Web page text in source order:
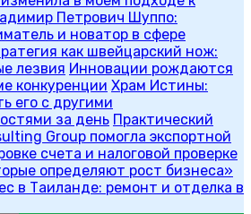
Петрович Шуппо:
и новатор в сфере
как швейцарский нож:
лезвия Инновации рождаются
конкуренции Храм Истины:
его с другими
за день Практический
Group помогла экспортной
счета и налоговой проверке
определяют рост бизнеса»
в Таиланде: ремонт и отделка в